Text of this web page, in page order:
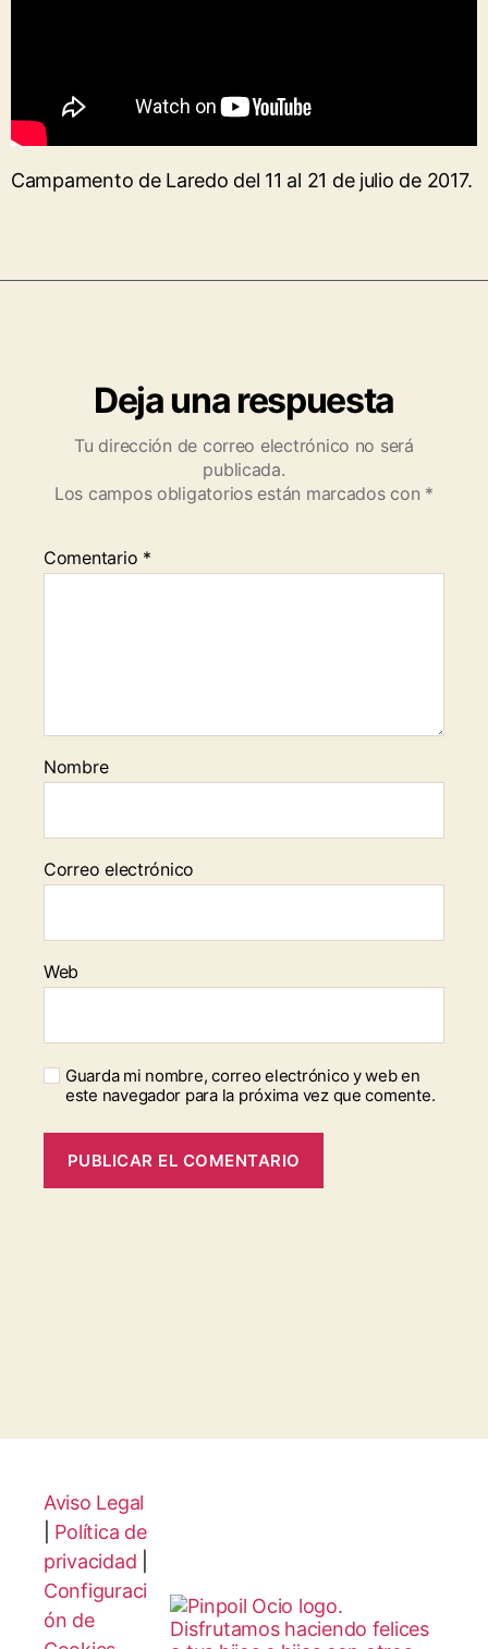
Campamento de Laredo del 11 al 21 de julio de 2017.
Deja una respuesta
Tu dirección de correo electrónico no será
publicada.
Los campos obligatorios están marcados con *
Comentario *
Nombre
Correo electrónico
Web
Guarda mi nombre, correo electrónico y web en
este navegador para la próxima vez que comente.
Aviso Legal
Política de
privacidad
Configuraci
ón de